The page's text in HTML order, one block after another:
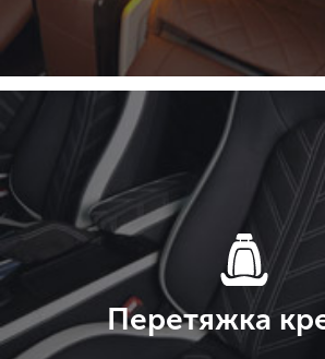
Перетяжка